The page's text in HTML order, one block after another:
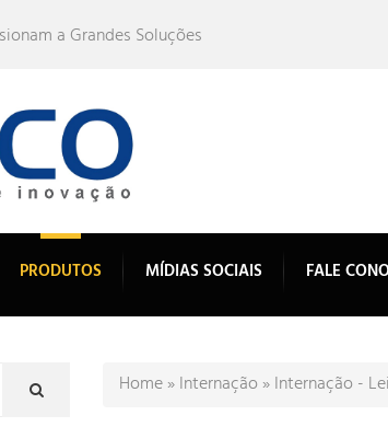
a Grandes Soluções
PRODUTOS MÍDIAS SOCIAIS FALE
Home»Internação»Internação -